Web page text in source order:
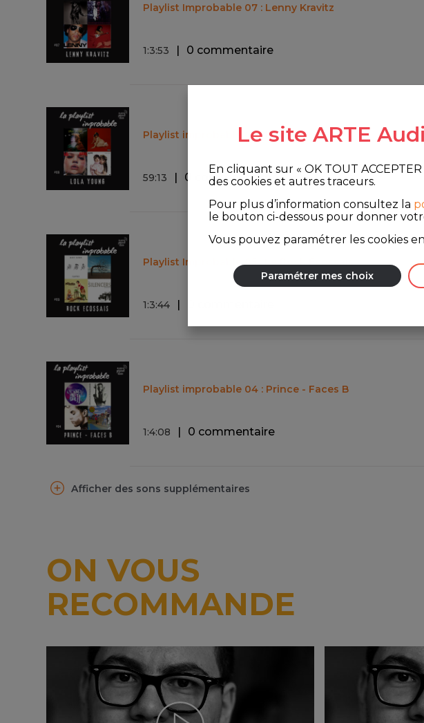
Playlist Improbable 07 : Lenny Kravitz
1:3:53 0 commentaire
Playlist improbable 06 : Lola Young
59:13 0 commentaire
Playlist Improbable 05 : Le Rock Écossais
1:3:44
Playlist improbable 04 : Prince - Faces B
1:4:08 0 commentaire
Afficher des sons supplémentaires
ON VOUS
RECOMMANDE
Le site ARTE
En cliquant sur « OK TOUT
des cookies et autres traceurs.
Pour plus d’information consultez la
le bouton ci-dessous pour donner
Vous pouvez paramétrer les cookies
Paramétrer mes choix